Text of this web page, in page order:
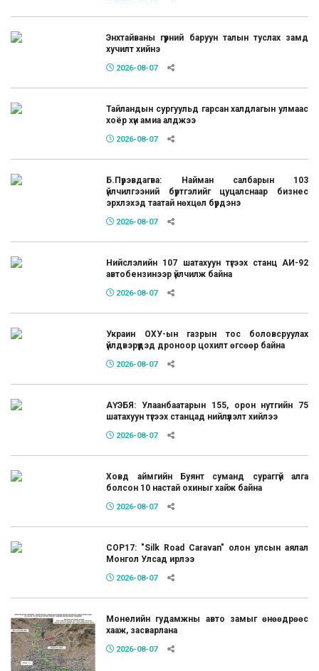
Энхтайваны гүүрний баруун талын туслах замд
хучилт хийнэ
2026-08-07
Тайландын сургуульд гарсан халдлагын улмаас
хоёр хүн амиа алджээ
2026-08-07
Б.Пүрэвдагва: Найман салбарын 103
үйлчилгээний бүртгэлийг цуцалснаар бизнес
эрхлэхэд таатай нөхцөл бүрдэнэ
2026-08-07
Нийслэлийн 107 шатахуун түгээх станц АИ-92
автобензинээр үйлчилж байна
2026-08-07
Украин ОХУ-ын газрын тос боловсруулах
үйлдвэрүүдэд дроноор цохилт өгсөөр байна
2026-08-07
АҮЭБЯ: Улаанбаатарын 155, орон нутгийн 75
шатахуун түгээх станцад нийлүүлэлт хийлээ
2026-08-07
Ховд аймгийн Буянт суманд сураггүй алга
болсон 10 настай охиныг хайж байна
2026-08-07
COP17: "Silk Road Caravan" олон улсын аялал
Монгол Улсад ирлээ
2026-08-07
Монелийн гудамжны авто замыг өнөөдрөөс
хааж, засварлана
2026-08-07